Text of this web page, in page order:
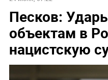
Песков:
объектам в
нацистскую